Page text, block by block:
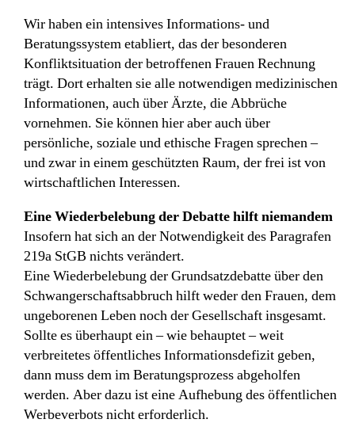
Wir haben ein intensives Informations- und
Beratungssystem etabliert, das der besonderen
Konfliktsituation der betroffenen Frauen Rechnung
trägt. Dort erhalten sie alle notwendigen medizinischen
Informationen, auch über Ärzte, die Abbrüche
vornehmen. Sie können hier aber auch über
persönliche, soziale und ethische Fragen sprechen –
und zwar in einem geschützten Raum, der frei ist von
wirtschaftlichen Interessen.
Eine Wiederbelebung der Debatte hilft niemandem
Insofern hat sich an der Notwendigkeit des Paragrafen
219a StGB nichts verändert.
Eine Wiederbelebung der Grundsatzdebatte über den
Schwangerschaftsabbruch hilft weder den Frauen, dem
ungeborenen Leben noch der Gesellschaft insgesamt.
Sollte es überhaupt ein – wie behauptet – weit
verbreitetes öffentliches Informationsdefizit geben,
dann muss dem im Beratungsprozess abgeholfen
werden. Aber dazu ist eine Aufhebung des öffentlichen
Werbeverbots nicht erforderlich.